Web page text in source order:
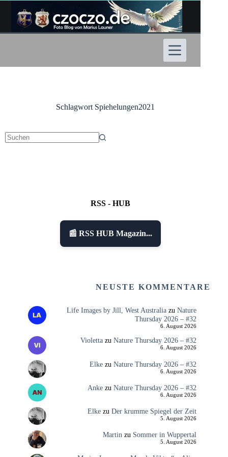
Inhalt
springen
Schlagwort Spiehelungen2021
RSS - HUB
📰 RSS HUB Magazin...
NEUSTE KOMMENTARE
Life Images by Jill, West Australiazu Nature
Thursday 2026 – #32
6. August 2026
Violettazu Nature Thursday 2026 – #32
6. August 2026
Elkezu Nature Thursday 2026 – #32
6. August 2026
Ankezu Nature Thursday 2026 – #32
6. August 2026
Elkezu Der krumme Spiegel der Zeit
5. August 2026
Martin zu Sommer in Wuppertal
5. August 2026